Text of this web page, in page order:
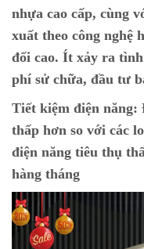
nhựa cao cấp, cùng
xuất theo công nghệ
đối cao. Ít xảy ra
phí sử chữa, đầu tư
Tiết kiệm điện năng:
thấp hơn so với các
điện năng tiêu thụ
hàng tháng